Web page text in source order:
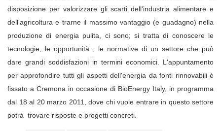
disposizione per valorizzare gli scarti dell'industria alimentare e
dell'agricoltura e trarne il massimo vantaggio (e guadagno) nella
produzione di energia pulita, ci sono; si tratta di conoscere le
tecnologie, le opportunità , le normative di un settore che può
dare grandi soddisfazioni in termini economici. L'appuntamento
per approfondire tutti gli aspetti dell'energia da fonti rinnovabili è
fissato a Cremona in occasione di BioEnergy Italy, in programma
dal 18 al 20 marzo 2011, dove chi vuole entrare in questo settore
potrà trovare risposte e progetti concreti.